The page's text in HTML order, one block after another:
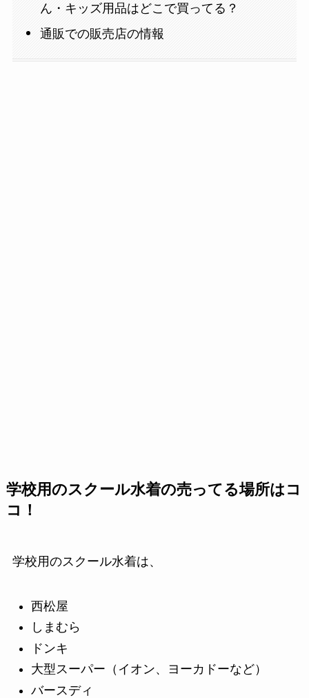
ん・キッズ用品はどこで買ってる？
通販での販売店の情報
学校用のスクール水着の売ってる場所はコ
コ！
学校用のスクール水着は、
西松屋
しまむら
ドンキ
大型スーパー（イオン、ヨーカドーなど）
バースディ